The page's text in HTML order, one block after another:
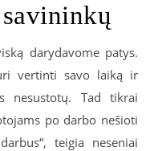
darydavome patys.
vertinti savo laiką ir
nesustotų. Tad tikrai
po darbo nešioti
teigia neseniai